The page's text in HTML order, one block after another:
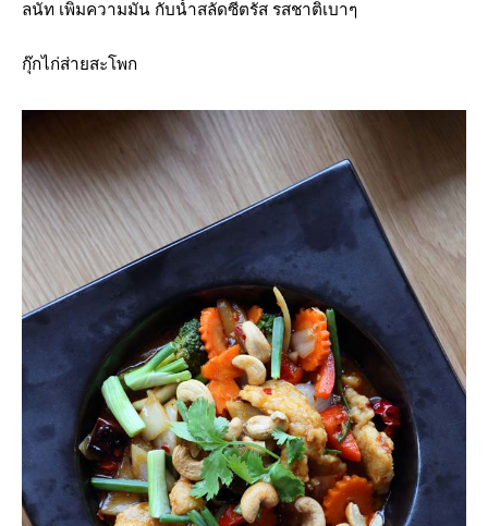
ลนัท เพิ่มความมัน กับน้ำสลัดซีตรัส รสชาติเบาๆ
กุ๊กไก่ส่ายสะโพก